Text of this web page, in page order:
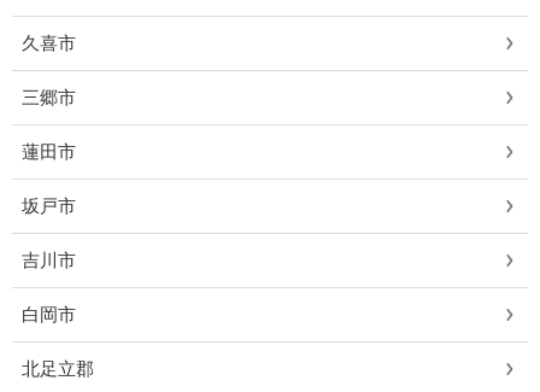
久喜市
三郷市
蓮田市
坂戸市
吉川市
白岡市
北足立郡